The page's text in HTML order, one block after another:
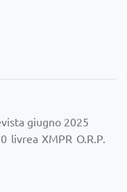
giugno 2025
livrea XMPR O.R.P.